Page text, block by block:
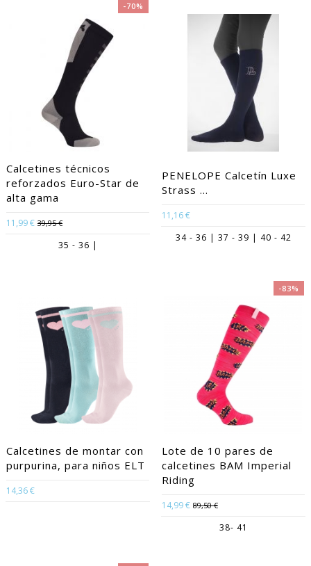
-70%
Calcetines técnicos
reforzados Euro-Star de
alta gama
11,99 € 39,95 €
35 - 36 |
PENELOPE Calcetín Luxe
Strass ...
11,16 €
34 - 36 | 37 - 39 | 40 - 42
Calcetines de montar con
purpurina, para niños ELT
14,36 €
-83%
Lote de 10 pares de
calcetines BAM Imperial
Riding
14,99 € 89,50 €
38- 41